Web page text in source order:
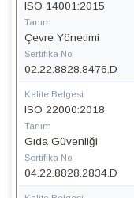
ISO 14001:2015
Tanım
Çevre Yönetimi
Sertifika No
02.22.8828.8476.D
Kalite Belgesi
ISO 22000:2018
Tanım
Gıda Güvenliği
Sertifika No
04.22.8828.2834.D